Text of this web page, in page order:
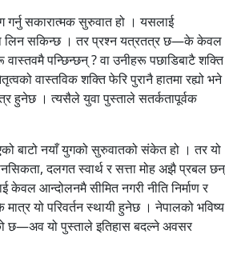
गर्नु सकारात्मक सुरुवात हो । यसलाई
लिन सकिन्छ । तर प्रश्न यत्रतत्र छ—के केवल
वास्तवमै पन्छिन्छन् ? वा उनीहरू पछाडिबाटै शक्ति
वास्तविक शक्ति फेरि पुरानै हातमा रह्यो भने
हुनेछ । त्यसैले युवा पुस्ताले सतर्कतापूर्वक
बाटो नयाँ युगको सुरुवातको संकेत हो । तर यो
दलगत स्वार्थ र सत्ता मोह अझै प्रबल छन्
आन्दोलनमै सीमित नगरी नीति निर्माण र
यो परिवर्तन स्थायी हुनेछ । नेपालको भविष्य
छ—अव यो पुस्ताले इतिहास बदल्ने अवसर